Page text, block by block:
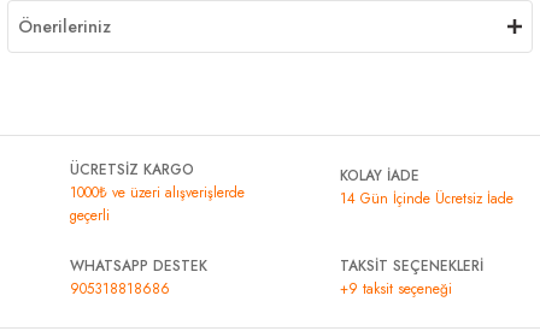
Önerileriniz
ÜCRETSİZ KARGO
1000₺ ve üzeri alışverişlerde
geçerli
KOLAY İADE
14 Gün İçinde Ücretsiz İade
WHATSAPP DESTEK
905318818686
TAKSİT SEÇENEKLERİ
+9 taksit seçeneği